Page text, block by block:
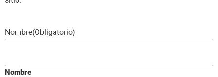
Nombre(Obligatorio)
Nombre